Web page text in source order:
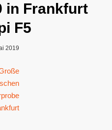
in Frankfurt
F5
2019